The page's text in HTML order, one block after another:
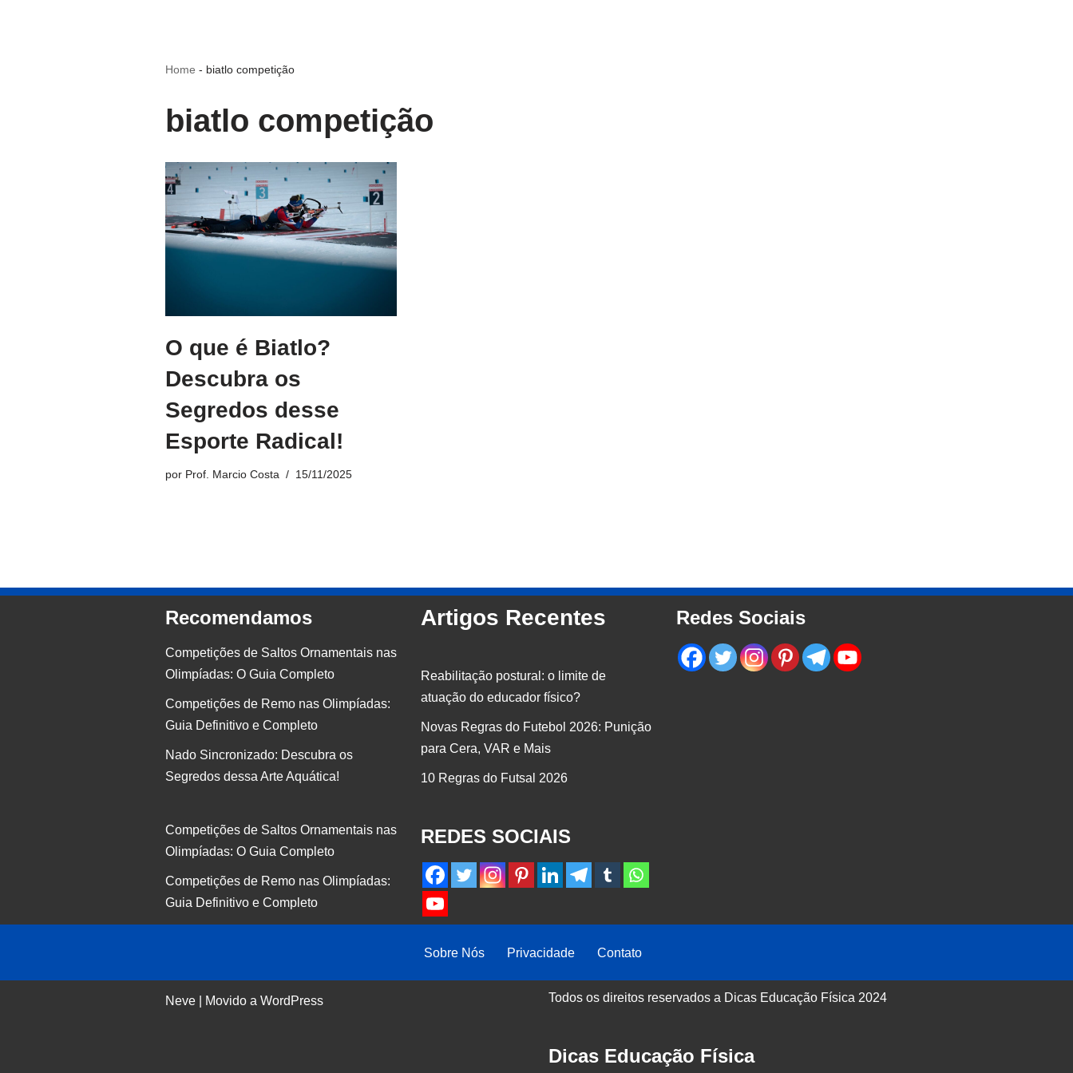
Home - biatlo competição
biatlo competição
O que é Biatlo?
Descubra os
Segredos desse
Esporte Radical!
por Prof. Marcio Costa 15/11/2025
Recomendamos
Competições de Saltos Ornamentais nas
Olimpíadas: O Guia Completo
Competições de Remo nas Olimpíadas:
Guia Definitivo e Completo
Nado Sincronizado: Descubra os
Segredos dessa Arte Aquática!
Competições de Saltos Ornamentais nas
Olimpíadas: O Guia Completo
Competições de Remo nas Olimpíadas:
Guia Definitivo e Completo
Artigos Recentes
Reabilitação postural: o limite de
atuação do educador físico?
Novas Regras do Futebol 2026: Punição
para Cera, VAR e Mais
10 Regras do Futsal 2026
REDES SOCIAIS
Redes Sociais
Sobre Nós Privacidade Contato
Neve | Movido a WordPress Todos os direitos reservados a Dicas Educação Física 2024
Dicas Educação Física